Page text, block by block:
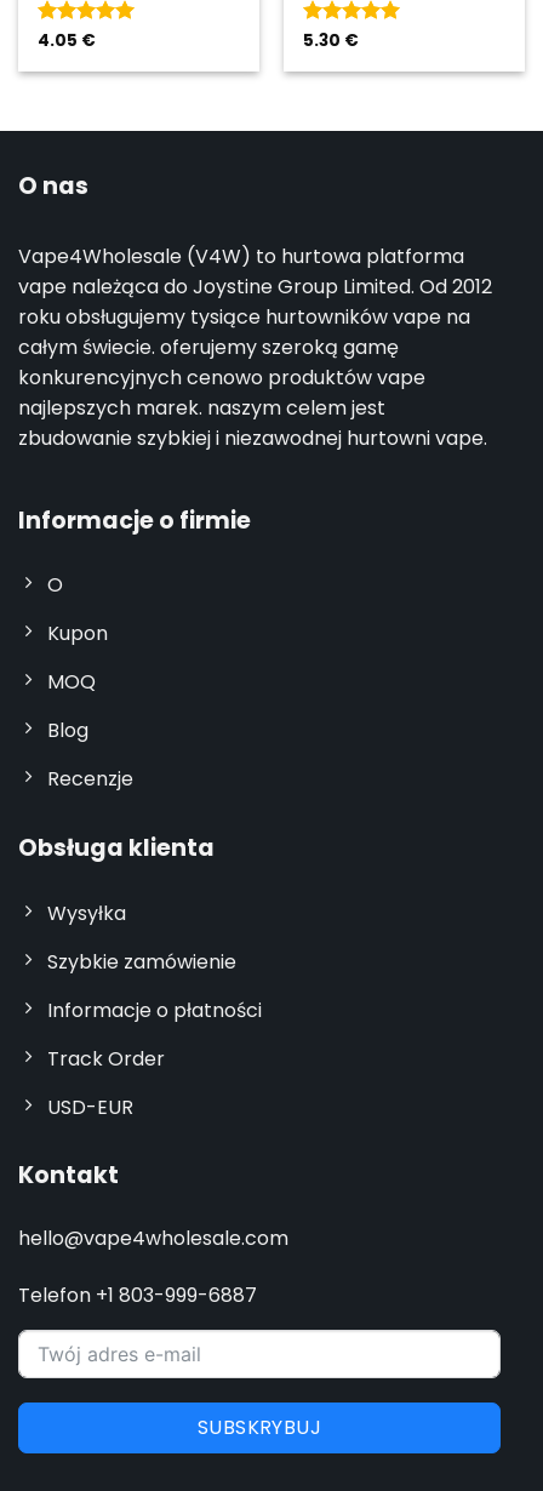
Rated5
4.05 € Rated5
5.30 €
O nas
Vape4Wholesale (V4W) to hurtowa platforma
vape należąca do Joystine Group Limited. Od 2012
roku obsługujemy tysiące hurtowników vape na
całym świecie. oferujemy szeroką gamę
konkurencyjnych cenowo produktów vape
najlepszych marek. naszym celem jest
zbudowanie szybkiej i niezawodnej hurtowni vape.
Informacje o firmie
O
Kupon
MOQ
Blog
Recenzje
Obsługa klienta
Wysyłka
Szybkie zamówienie
Informacje o płatności
Track Order
USD-EUR
Kontakt
hello@vape4wholesale.com
Telefon +1 803-999-6887
SUBSKRYBUJ